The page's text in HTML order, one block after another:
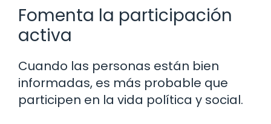
Fomenta la participación
activa
Cuando las personas están bien
informadas, es más probable que
participen en la vida política y social.